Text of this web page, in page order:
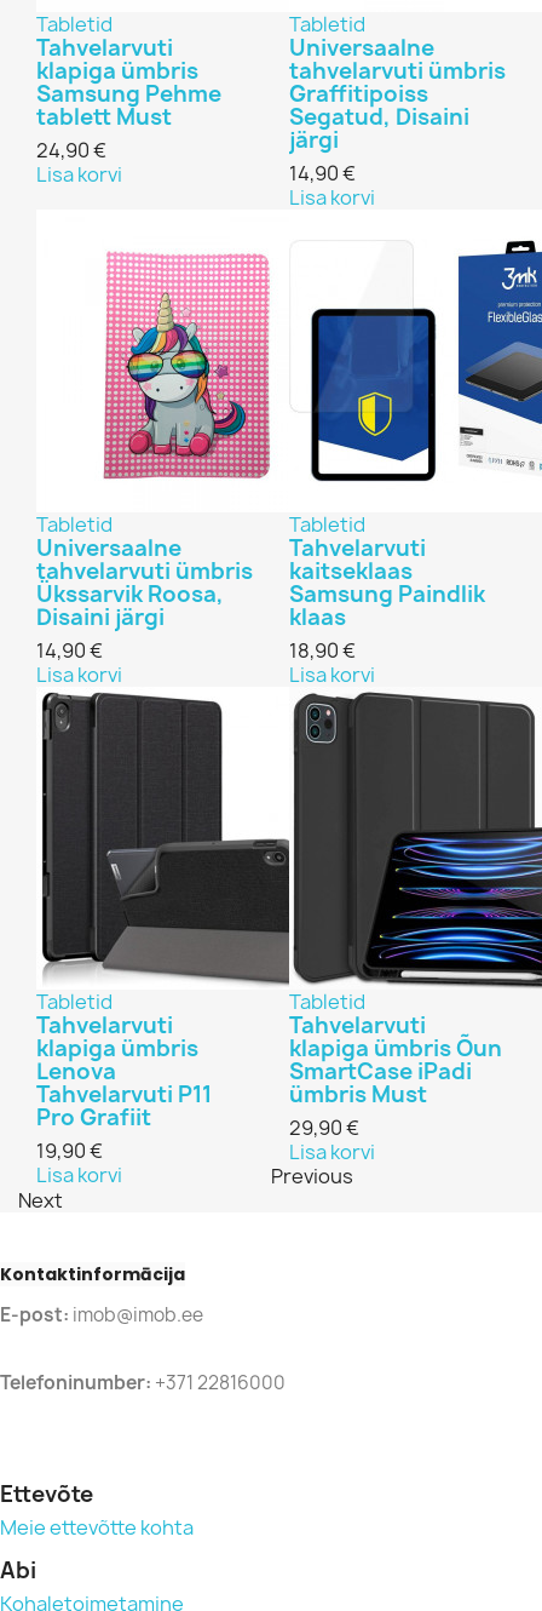
Tabletid
Tahvelarvuti
klapiga ümbris
Samsung Pehme
tablett Must
24,90 €
Lisa korvi
Tabletid
Universaalne
tahvelarvuti ümbris
Graffitipoiss
Segatud, Disaini
järgi
14,90 €
Lisa korvi
Tabletid
Universaalne
tahvelarvuti ümbris
Ükssarvik Roosa,
Disaini järgi
14,90 €
Lisa korvi
Tabletid
Tahvelarvuti
kaitseklaas
Samsung Paindlik
klaas
18,90 €
Lisa korvi
Tabletid
Tahvelarvuti
klapiga ümbris
Lenova
Tahvelarvuti P11
Pro Grafiit
19,90 €
Lisa korvi
Tabletid
Tahvelarvuti
klapiga ümbris Õun
SmartCase iPadi
ümbris Must
29,90 €
Lisa korvi
Previous
Next
Kontaktinformācija
E-post: imob@imob.ee
Telefoninumber: +371 22816000
Ettevõte
Meie ettevõtte kohta
Abi
Kohaletoimetamine